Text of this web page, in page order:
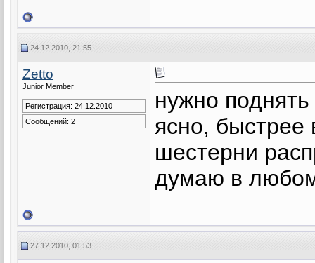
24.12.2010, 21:55
Zetto
Junior Member
Регистрация: 24.12.2010
Сообщений: 2
нужно
ясно, быстрее
шестерни
думаю в
27.12.2010, 01:53